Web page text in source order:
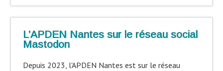
L’APDEN Nantes sur le réseau social
Mastodon
Depuis 2023, l'APDEN Nantes est sur le réseau